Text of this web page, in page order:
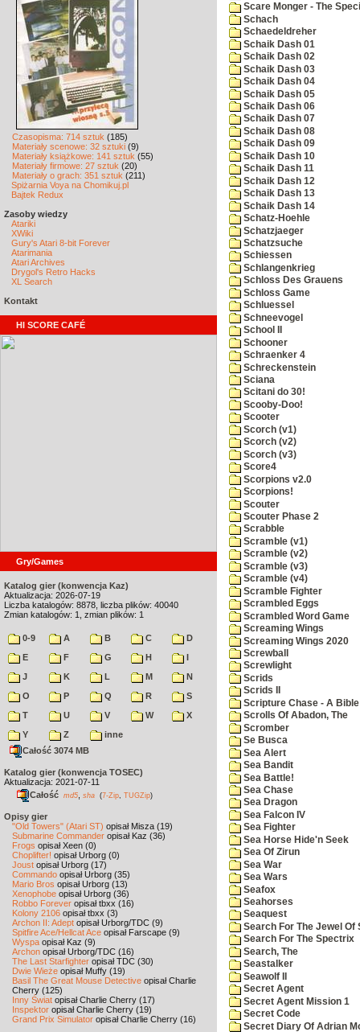
Czasopisma: 714 sztuk (185)
Materiały scenowe: 32 sztuki (9)
Materiały książkowe: 141 sztuk (55)
Materiały firmowe: 27 sztuk (20)
Materiały o grach: 351 sztuk (211)
Spiżarnia Voya na Chomikuj.pl
Bajtek Redux
Zasoby wiedzy
Atariki
XWiki
Gury's Atari 8-bit Forever
Atarimania
Atari Archives
Drygol's Retro Hacks
XL Search
Kontakt
HI SCORE CAFÉ
Gry/Games
Katalog gier (konwencja Kaz)
Aktualizacja: 2026-07-19
Liczba katalogów: 8878, liczba plików: 40040
Zmian katalogów: 1, zmian plików: 1
0-9 A B C
D
E
F G H
I
J
K L M
N
O
P Q R
S
T
U V W
X
Y
Z
inne
Całość 3074 MB
Katalog gier (konwencja TOSEC)
Aktualizacja: 2021-07-11
Całość md5 sha (7-Zip TUGZip)
Opisy gier
"Old Towers" (Atari ST) opisał Misza (19)
Submarine Commander opisał Kaz (36)
Frogs opisał Xeen (0)
Choplifter! opisał Urborg (0)
Joust opisał Urborg (17)
Commando opisał Urborg (35)
Mario Bros opisał Urborg (13)
Xenophobe opisał Urborg (36)
Robbo Forever opisał tbxx (16)
Kolony 2106 opisał tbxx (3)
Archon II: Adept opisał Urborg/TDC (9)
Spitfire Ace/Hellcat Ace opisał Farscape (9)
Wyspa opisał Kaz (9)
Archon opisał Urborg/TDC (16)
The Last Starfighter opisał TDC (30)
Dwie Wieże opisał Muffy (19)
Basil The Great Mouse Detective opisał Charlie
Cherry (125)
Inny Świat opisał Charlie Cherry (17)
Inspektor opisał Charlie Cherry (19)
Grand Prix Simulator opisał Charlie Cherry (16)
Scare Monger - The
Schach
Schaedeldreher
Schaik Dash 01
Schaik Dash 02
Schaik Dash 03
Schaik Dash 04
Schaik Dash 05
Schaik Dash 06
Schaik Dash 07
Schaik Dash 08
Schaik Dash 09
Schaik Dash 10
Schaik Dash 11
Schaik Dash 12
Schaik Dash 13
Schaik Dash 14
Schatz-Hoehle
Schatzjaeger
Schatzsuche
Schiessen
Schlangenkrieg
Schloss Des Grauens
Schloss Game
Schluessel
Schneevogel
School II
Schooner
Schraenker 4
Schreckenstein
Sciana
Scitani do 30!
Scooby-Doo!
Scooter
Scorch (v1)
Scorch (v2)
Scorch (v3)
Score4
Scorpions v2.0
Scorpions!
Scouter
Scouter Phase 2
Scrabble
Scramble (v1)
Scramble (v2)
Scramble (v3)
Scramble (v4)
Scramble Fighter
Scrambled Eggs
Scrambled Word Game
Screaming Wings
Screaming Wings 2020
Screwball
Screwlight
Scrids
Scrids II
Scripture Chase - A Bible
Scrolls Of Abadon, The
Scromber
Se Busca
Sea Alert
Sea Bandit
Sea Battle!
Sea Chase
Sea Dragon
Sea Falcon IV
Sea Fighter
Sea Horse Hide'n Seek
Sea Of Zirun
Sea War
Sea Wars
Seafox
Seahorses
Seaquest
Search For The Jewel Of
Search For The Spectrix
Search, The
Seastalker
Seawolf II
Secret Agent
Secret Agent Mission 1
Secret Code
Secret Diary Of Adrian